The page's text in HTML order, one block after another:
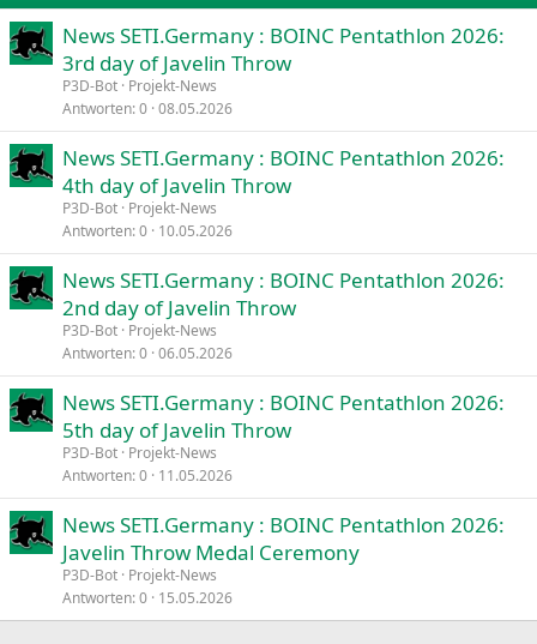
Verdana
News SETI.Germany : BOINC Pentathlon 2026:
3rd day of Javelin Throw
P3D-Bot Projekt-News
Antworten 0 08.05.2026
News SETI.Germany : BOINC Pentathlon 2026:
4th day of Javelin Throw
P3D-Bot Projekt-News
Antworten 0 10.05.2026
News SETI.Germany : BOINC Pentathlon 2026:
2nd day of Javelin Throw
P3D-Bot Projekt-News
Antworten 0 06.05.2026
News SETI.Germany : BOINC Pentathlon 2026:
5th day of Javelin Throw
P3D-Bot Projekt-News
Antworten 0 11.05.2026
News SETI.Germany : BOINC Pentathlon 2026:
Javelin Throw Medal Ceremony
P3D-Bot Projekt-News
Antworten 0 15.05.2026